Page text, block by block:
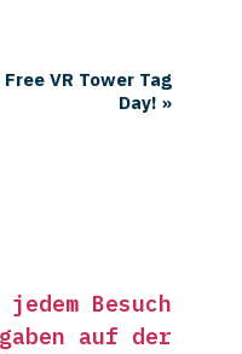
Free VR Tower Tag
Day! »
Besuch
auf der